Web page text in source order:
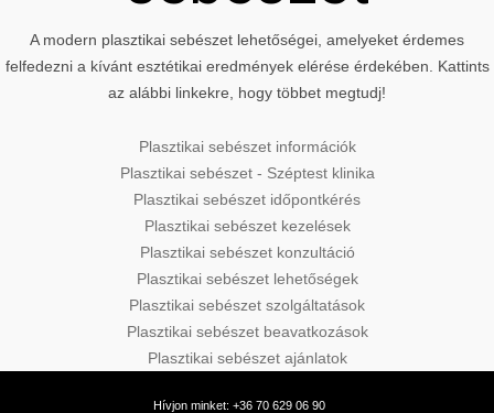
A modern plasztikai sebészet lehetőségei, amelyeket érdemes
felfedezni a kívánt esztétikai eredmények elérése érdekében. Kattints
az alábbi linkekre, hogy többet megtudj!
Plasztikai sebészet információk
Plasztikai sebészet - Széptest klinika
Plasztikai sebészet időpontkérés
Plasztikai sebészet kezelések
Plasztikai sebészet konzultáció
Plasztikai sebészet lehetőségek
Plasztikai sebészet szolgáltatások
Plasztikai sebészet beavatkozások
Plasztikai sebészet ajánlatok
Hívjon minket: +36 70 629 06 90